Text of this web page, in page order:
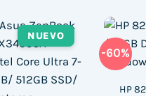
NUEVO
-60%
HP